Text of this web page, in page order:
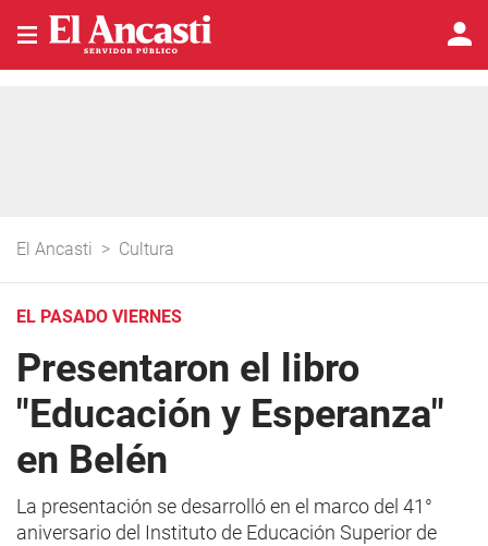
El Ancasti > Cultura
EL PASADO VIERNES
Presentaron el libro
"Educación y Esperanza"
en Belén
La presentación se desarrolló en el marco del 41°
aniversario del Instituto de Educación Superior de